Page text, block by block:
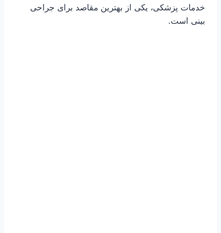
خدمات پزشکی، یکی از بهترین مقاصد برای جراحی
بینی است.